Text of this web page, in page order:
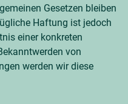
Gesetzen bleiben
Haftung ist jedoch
einer konkreten
von
werden wir diese